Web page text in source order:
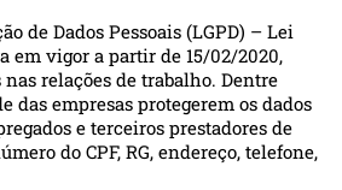
de Dados Pessoais (LGPD) – Lei
em vigor a partir de 15/02/2020,
relações de trabalho. Dentre
das empresas protegerem os dados
e terceiros prestadores de
do CPF, RG, endereço, telefone,